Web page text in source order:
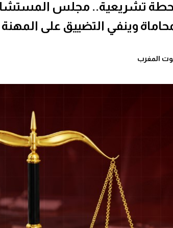
تشريعية.. مجلس
وينفي التضييق على المهنة
المغرب